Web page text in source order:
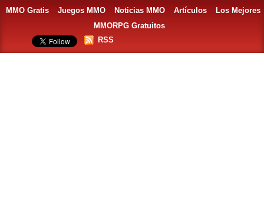
MMO Gratis Juegos MMO Noticias MMO Artículos
Los Mejores
MMORPG Gratuitos
RSS